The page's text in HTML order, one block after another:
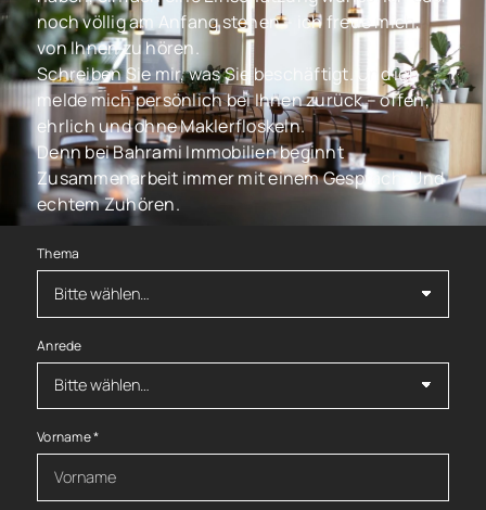
noch völlig am Anfang stehen – ich freue mich,
von Ihnen zu hören.
Schreiben Sie mir, was Sie beschäftigt. Und ich
melde mich persönlich bei Ihnen zurück – offen,
ehrlich und ohne Maklerfloskeln.
Denn bei Bahrami Immobilien beginnt
Zusammenarbeit immer mit einem Gespräch. Und
echtem Zuhören.
Thema
Anrede
Vorname*